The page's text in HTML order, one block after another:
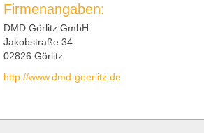
Firmenangaben:
DMD Görlitz GmbH
Jakobstraße 34
02826 Görlitz
http://www.dmd-goerlitz.de